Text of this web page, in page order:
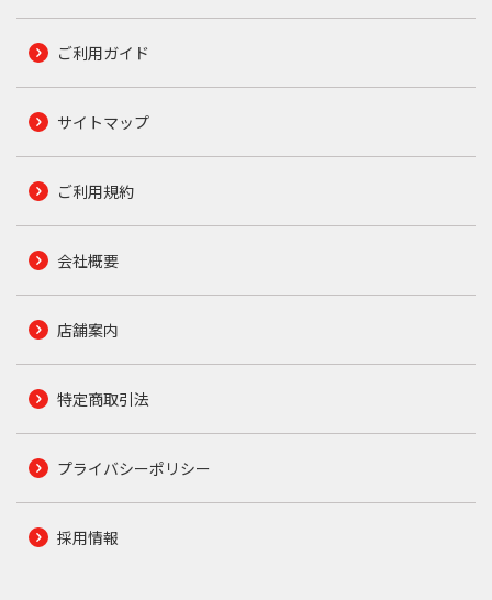
ご利用ガイド
サイトマップ
ご利用規約
会社概要
店舗案内
特定商取引法
プライバシーポリシー
採用情報